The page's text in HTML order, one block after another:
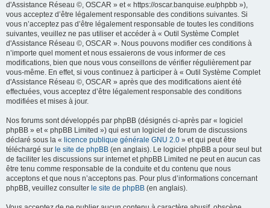
d'Assistance Réseau ©, OSCAR » et « https://oscar.banquise.eu/phpbb »),
vous acceptez d’être légalement responsable des conditions suivantes. Si
vous n’acceptez pas d’être légalement responsable de toutes les conditions
suivantes, veuillez ne pas utiliser et accéder à « Outil Système Complet
d'Assistance Réseau ©, OSCAR ». Nous pouvons modifier ces conditions à
n’importe quel moment et nous essaierons de vous informer de ces
modifications, bien que nous vous conseillons de vérifier régulièrement par
vous-même. En effet, si vous continuez à participer à « Outil Système Complet
d'Assistance Réseau ©, OSCAR » après que des modifications aient été
effectuées, vous acceptez d’être légalement responsable des conditions
modifiées et mises à jour.
Nos forums sont développés par phpBB (désignés ci-après par « logiciel
phpBB » et « phpBB Limited ») qui est un logiciel de forum de discussions
déclaré sous la « licence publique générale GNU 2.0 » et qui peut être
téléchargé sur le site de phpBB (en anglais). Le logiciel phpBB a pour seul but
de faciliter les discussions sur internet et phpBB Limited ne peut en aucun cas
être tenu comme responsable de la conduite et du contenu que nous
acceptons et que nous n’acceptons pas. Pour plus d’informations concernant
phpBB, veuillez consulter le site de phpBB (en anglais).